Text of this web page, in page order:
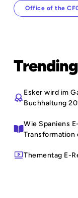
Office of the
Trending
Esker wird im
Buchhaltung
Wie Spaniens
Transformation
Thementag E-